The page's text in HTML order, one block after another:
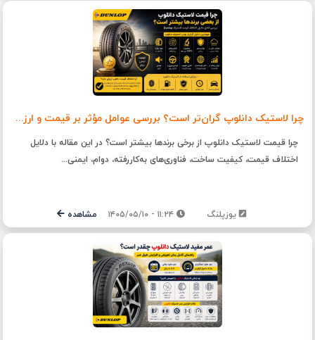
چرا لاستیک دانلوپ گران‌تر است؟ بررسی عوامل مؤثر بر قیمت و ارزش خرید لاستیک Dunlop
چرا قیمت لاستیک دانلوپ از برخی برندها بیشتر است؟ در این مقاله با دلایل
اختلاف قیمت، کیفیت ساخت، فناوری‌های به‌کاررفته، دوام، ایمنی...
یوزپلنگ مشاهده